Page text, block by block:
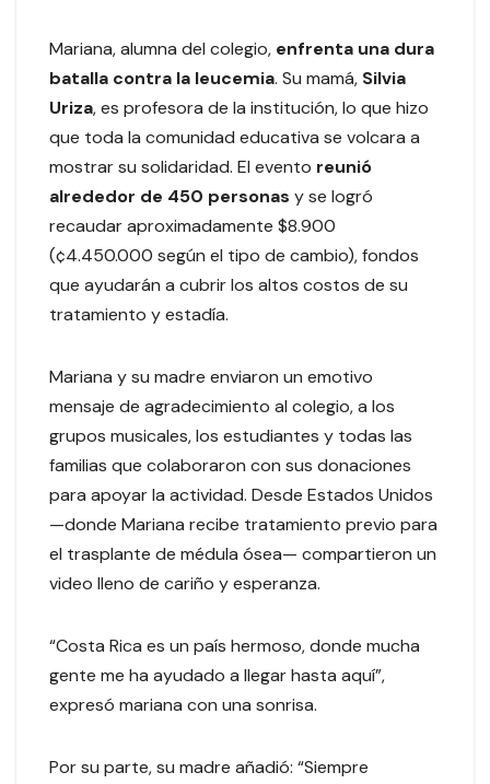
Mariana, alumna del colegio, enfrenta una dura
batalla contra la leucemia. Su mamá, Silvia
Uriza, es profesora de la institución, lo que hizo
que toda la comunidad educativa se volcara a
mostrar su solidaridad. El evento reunió
alrededor de 450 personas y se logró
recaudar aproximadamente $8.900
(¢4.450.000 según el tipo de cambio), fondos
que ayudarán a cubrir los altos costos de su
tratamiento y estadía.
Mariana y su madre enviaron un emotivo
mensaje de agradecimiento al colegio, a los
grupos musicales, los estudiantes y todas las
familias que colaboraron con sus donaciones
para apoyar la actividad. Desde Estados Unidos
—donde Mariana recibe tratamiento previo para
el trasplante de médula ósea— compartieron un
video lleno de cariño y esperanza.
“Costa Rica es un país hermoso, donde mucha
gente me ha ayudado a llegar hasta aquí”,
expresó mariana con una sonrisa.
Por su parte, su madre añadió: “Siempre